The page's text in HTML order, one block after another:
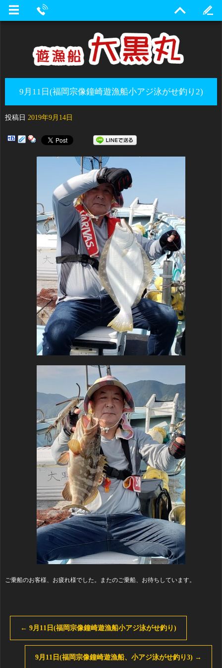
9月11日(福岡宗像鐘崎遊漁船小アジ泳がせ釣り2)
投稿日 2019年9月14日
ご乗船のお客様、お疲れ様でした。またのご乗船、お待ちしています。
← 9月11日(福岡宗像鐘崎遊漁船小アジ泳がせ釣り)
9月11日(福岡宗像鐘崎遊漁船、小アジ泳がせ釣り3) →